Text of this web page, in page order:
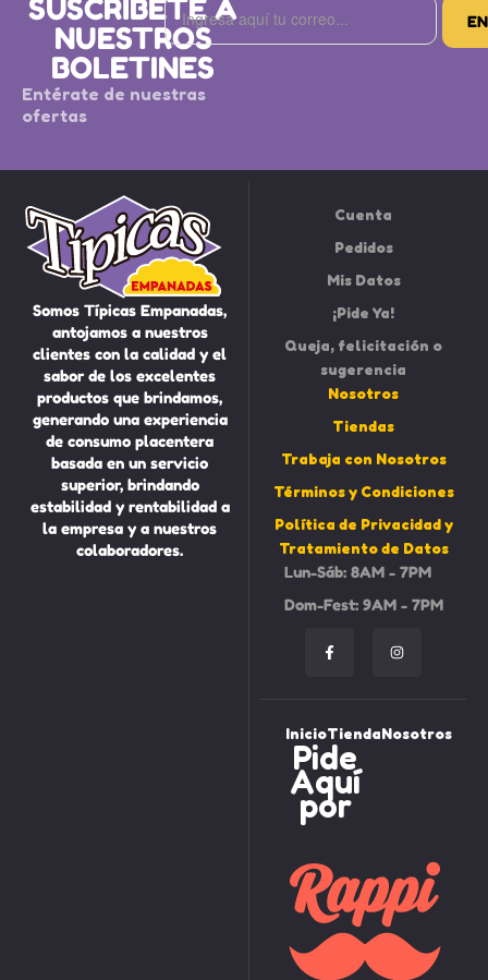
SUSCRÍBETE A
NUESTROS
BOLETINES
Entérate de nuestras
ofertas
Somos Típicas Empanadas,
antojamos a nuestros
clientes con la calidad y el
sabor de los excelentes
productos que brindamos,
generando una experiencia
de consumo placentera
basada en un servicio
superior, brindando
estabilidad y rentabilidad a
la empresa y a nuestros
colaboradores.
Cuenta
Pedidos
Mis Datos
¡Pide Ya!
Queja, felicitación o
sugerencia
Nosotros
Tiendas
Trabaja con Nosotros
Términos y Condiciones
Política de Privacidad y
Tratamiento de Datos
Lun-Sáb: 8AM - 7PM
Dom-Fest: 9AM - 7PM
InicioTiendaNosotros
Pide
Aquí
por